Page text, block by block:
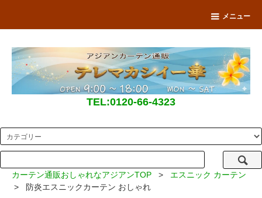
メニュー
TEL:0120-66-4323
カーテン通販おしゃれなアジアンTOP > エスニック カーテン
> 防炎エスニックカーテン おしゃれ